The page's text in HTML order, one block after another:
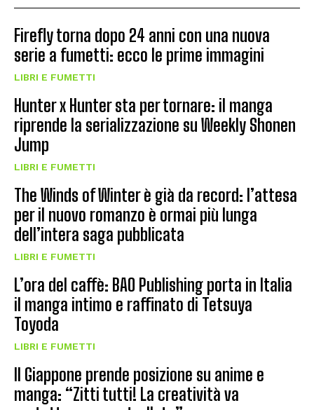
Firefly torna dopo 24 anni con una nuova
serie a fumetti: ecco le prime immagini
LIBRI E FUMETTI
Hunter x Hunter sta per tornare: il manga
riprende la serializzazione su Weekly Shonen
Jump
LIBRI E FUMETTI
The Winds of Winter è già da record: l’attesa
per il nuovo romanzo è ormai più lunga
dell’intera saga pubblicata
LIBRI E FUMETTI
L’ora del caffè: BAO Publishing porta in Italia
il manga intimo e raffinato di Tetsuya
Toyoda
LIBRI E FUMETTI
Il Giappone prende posizione su anime e
manga: “Zitti tutti! La creatività va